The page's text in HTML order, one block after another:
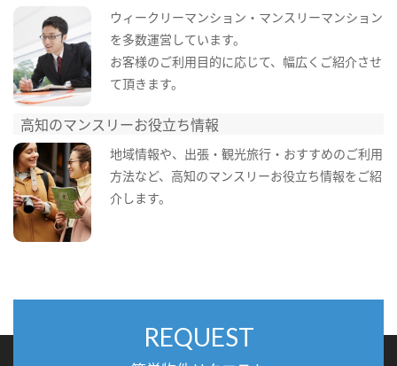
ウィークリーマンション・マンスリーマンション
を多数運営しています。
お客様のご利用目的に応じて、幅広くご紹介させ
て頂きます。
高知のマンスリーお役立ち情報
地域情報や、出張・観光旅行・おすすめのご利用
方法など、高知のマンスリーお役立ち情報をご紹
介します。
REQUEST